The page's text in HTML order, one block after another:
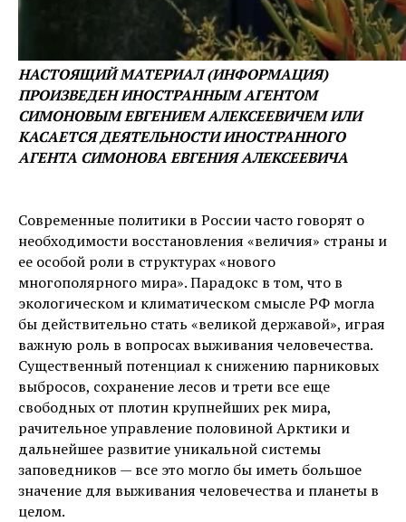
НАСТОЯЩИЙ МАТЕРИАЛ (ИНФОРМАЦИЯ)
ПРОИЗВЕДЕН ИНОСТРАННЫМ АГЕНТОМ
СИМОНОВЫМ ЕВГЕНИЕМ АЛЕКСЕЕВИЧЕМ ИЛИ
КАСАЕТСЯ ДЕЯТЕЛЬНОСТИ ИНОСТРАННОГО
АГЕНТА СИМОНОВА ЕВГЕНИЯ АЛЕКСЕЕВИЧА
Современные политики в России часто говорят о
необходимости восстановления «величия» страны и
ее особой роли в структурах «нового
многополярного мира». Парадокс в том, что в
экологическом и климатическом смысле РФ могла
бы действительно стать «великой державой», играя
важную роль в вопросах выживания человечества.
Существенный потенциал к снижению парниковых
выбросов, сохранение лесов и трети все еще
свободных от плотин крупнейших рек мира,
рачительное управление половиной Арктики и
дальнейшее развитие уникальной системы
заповедников — все это могло бы иметь большое
значение для выживания человечества и планеты в
целом.